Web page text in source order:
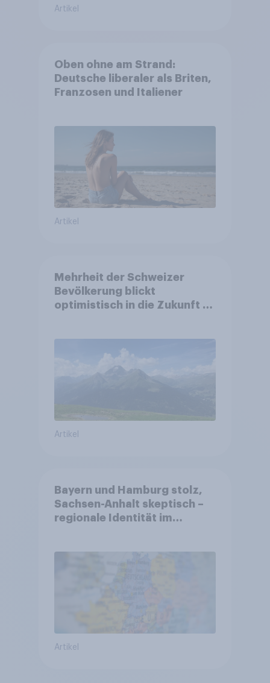
Artikel
Oben ohne am Strand:
Deutsche liberaler als Briten,
Franzosen und Italiener
Artikel
Mehrheit der Schweizer
Bevölkerung blickt
optimistisch in die Zukunft –
Altersvorsorge
Artikel
Bayern und Hamburg stolz,
Sachsen-Anhalt skeptisch –
regionale Identität im
Artikel